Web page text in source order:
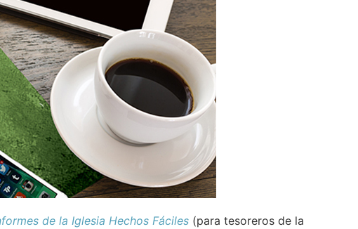
de la Iglesia Hechos Fáciles(para tesoreros de la